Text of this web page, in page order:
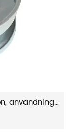
Vad gör tomgångsremskivan? Funktion, användning av gräsklippare och tecken på fel